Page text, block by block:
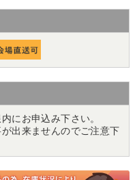
にお申込み下さい。
出来ませんのでご注意下